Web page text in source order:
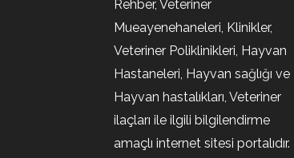
Rehber, Veteriner
Mueayenehaneleri, Klinikler,
Veteriner Poliklinikleri, Hayvan
Hastaneleri, Hayvan sağlığı ve
Hayvan hastalıkları, Veteriner
ilaçları ile ilgili bilgilendirme
amaçlı internet sitesi portalıdır.